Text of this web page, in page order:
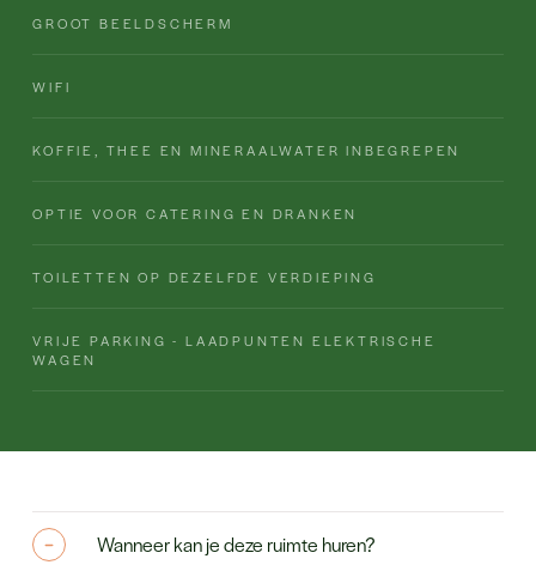
GROOT BEELDSCHERM
WIFI
KOFFIE, THEE EN MINERAALWATER INBEGREPEN
OPTIE VOOR CATERING EN DRANKEN
TOILETTEN OP DEZELFDE VERDIEPING
VRIJE PARKING - LAADPUNTEN ELEKTRISCHE
WAGEN
Wanneer kan je deze ruimte huren?